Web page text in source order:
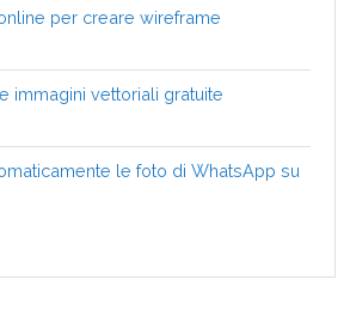
per creare wireframe
immagini vettoriali gratuite
le foto di WhatsApp su